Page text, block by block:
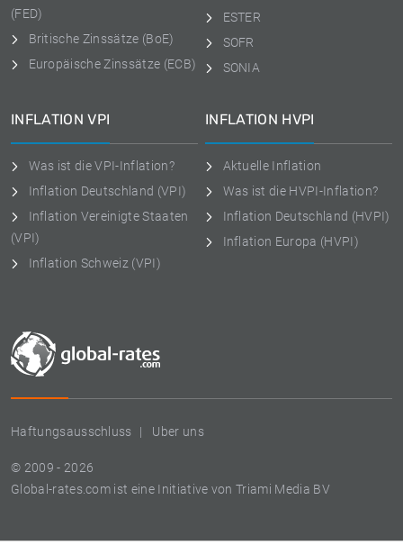
Haftungsausschluss Uber uns
© 2009 - 2026
Global-rates.com ist eine Initiative von Triami Media BV
(FED)
Britische Zinssätze (BoE)
Europäische Zinssätze (ECB)
ESTER
SOFR
SONIA
INFLATION VPI
Was ist die VPI-Inflation?
Inflation Deutschland (VPI)
Inflation Vereinigte Staaten
(VPI)
Inflation Schweiz (VPI)
INFLATION HVPI
Aktuelle Inflation
Was ist die HVPI-Inflation?
Inflation Deutschland (HVPI)
Inflation Europa (HVPI)